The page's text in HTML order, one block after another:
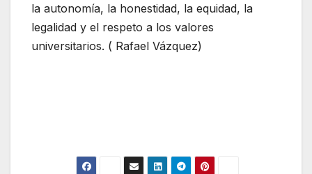
la autonomía, la honestidad, la equidad, la
legalidad y el respeto a los valores
universitarios. ( Rafael Vázquez)